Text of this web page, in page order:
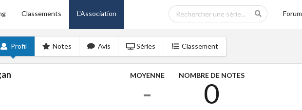
Classements L'Association Forum
Profil Notes Avis Séries Classement
MOYENNE
-
NOMBRE DE NOTES
0